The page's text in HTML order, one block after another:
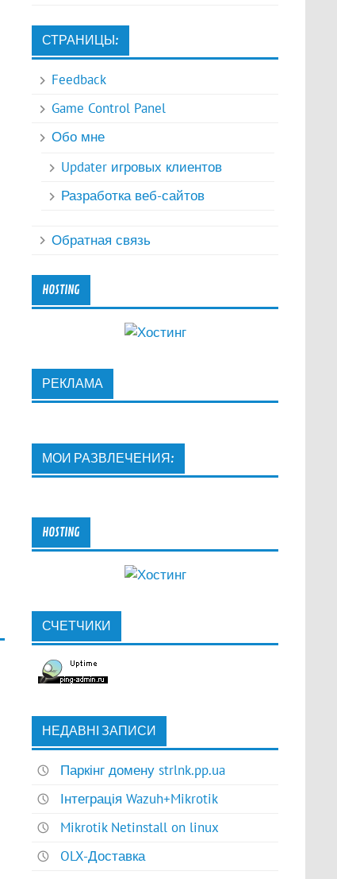
СТРАНИЦЫ:
Feedback
Game Control Panel
Обо мне
Updater игровых клиентов
Разработка веб-сайтов
Обратная связь
HOSTING
РЕКЛАМА
МОИ РАЗВЛЕЧЕНИЯ:
HOSTING
СЧЕТЧИКИ
НЕДАВНІ ЗАПИСИ
Паркінг домену strlnk.pp.ua
Інтеграція Wazuh+Mikrotik
Mikrotik Netinstall on linux
OLX-Доставка